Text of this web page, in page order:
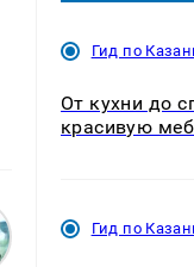
Гид по
От кухни до
красивую
Гид по